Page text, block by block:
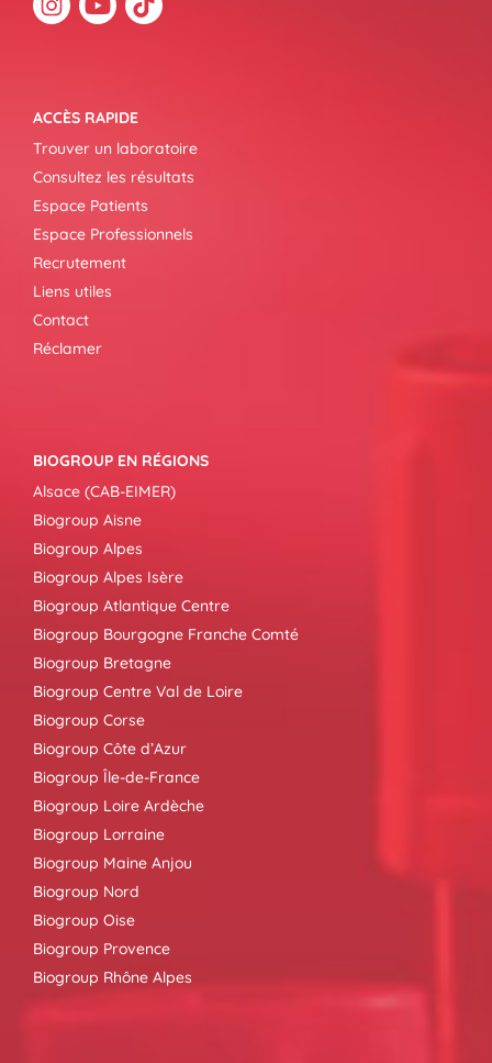
ACCÈS RAPIDE
Trouver un laboratoire
Consultez les résultats
Espace Patients
Espace Professionnels
Recrutement
Liens utiles
Contact
Réclamer
BIOGROUP EN RÉGIONS
Alsace (CAB-EIMER)
Biogroup Aisne
Biogroup Alpes
Biogroup Alpes Isère
Biogroup Atlantique Centre
Biogroup Bourgogne Franche Comté
Biogroup Bretagne
Biogroup Centre Val de Loire
Biogroup Corse
Biogroup Côte d’Azur
Biogroup Île-de-France
Biogroup Loire Ardèche
Biogroup Lorraine
Biogroup Maine Anjou
Biogroup Nord
Biogroup Oise
Biogroup Provence
Biogroup Rhône Alpes